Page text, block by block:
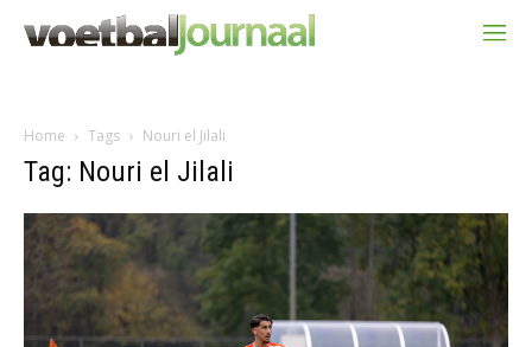
Home Tags Nouri el Jilali
Tag: Nouri el Jilali